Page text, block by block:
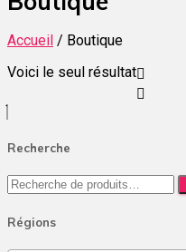
Accueil / Boutique
Voici le seul résultat
Recherche
Recherche
Régions